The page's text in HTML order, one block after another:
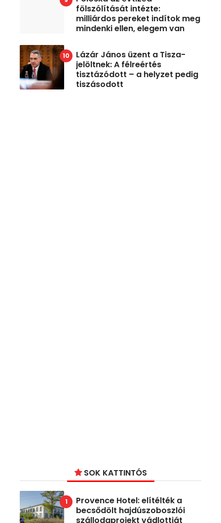
fölszólítását intézte:
milliárdos pereket indítok meg
mindenki ellen, elegem van
Lázár János üzent a Tisza-
jelöltnek: A félreértés
tisztázódott – a helyzet pedig
tiszásodott
SOK KATTINTÓS
Provence Hotel: elítélték a
becsődölt hajdúszoboszlói
szállodaprojekt vádlottját